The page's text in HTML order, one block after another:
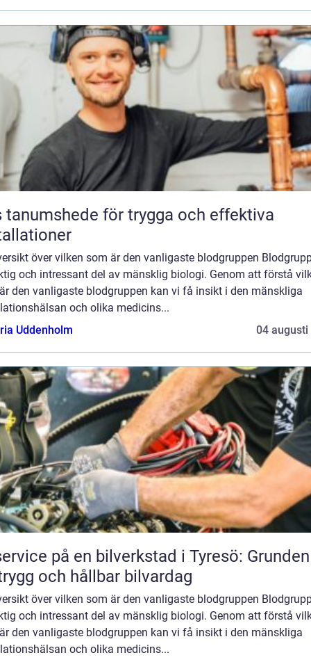
tanumshede för trygga och effektiva
över vilken som är den vanligaste blodgruppen
och intressant del av mänsklig biologi. Genom att förstå
den vanligaste blodgruppen kan vi få insikt i den mänskliga
och olika medicins...
Uddenholm
04 augusti
på en bilverkstad i Tyresö:
och hållbar bilvardag
över vilken som är den vanligaste blodgruppen
och intressant del av mänsklig biologi. Genom att förstå
den vanligaste blodgruppen kan vi få insikt i den mänskliga
och olika medicins...